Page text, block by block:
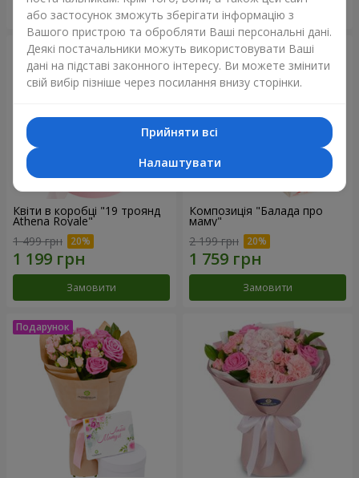
Замовити
Квіти в коробці "19 троянд
Athena Royale"
1 499 грн
Замовити
Композиція "Балада про
маму"
2 199 грн
Замовити
або застосунок зможуть зберігати інформацію з
Вашого пристрою та обробляти Ваші персональні дані.
Деякі постачальники можуть використовувати Ваші
дані на підставі законного інтересу. Ви можете змінити
свій вибір пізніше через посилання внизу сторінки.
Прийняти всі
Налаштувати